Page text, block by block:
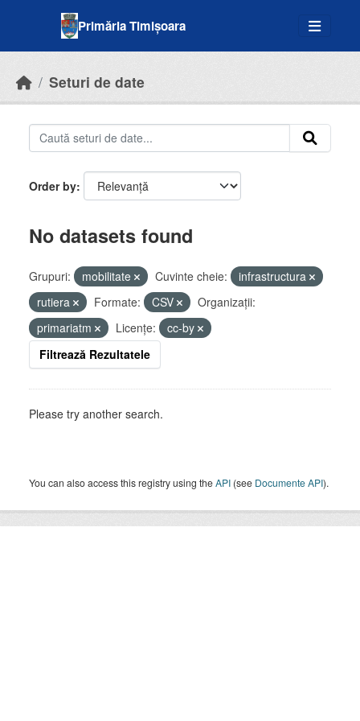
Primăria Timișoara
Seturi de date
Order by
No datasets found
Grupuri: mobilitate Cuvinte cheie:
infrastructura
rutiera
Formate: CSV
Organizații:
primariatm
Licenţe:
cc-by
Filtrează Rezultatele
Please try another search.
You can also access this registry using theAPI (see Documente API).